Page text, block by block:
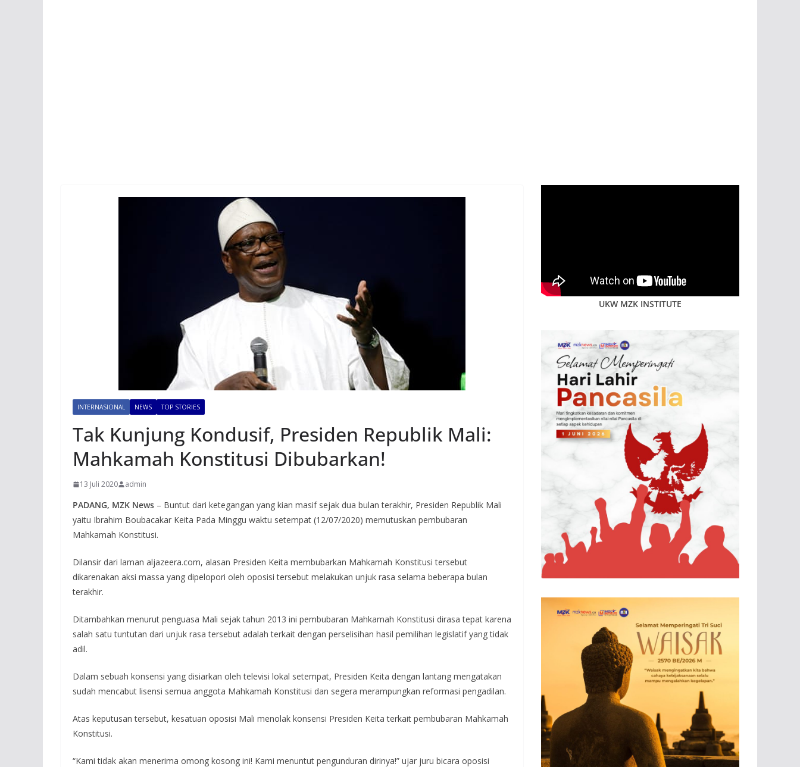
INTERNASIONAL NEWS TOP STORIES
Tak Kunjung Kondusif, Presiden Republik Mali:
Mahkamah Konstitusi Dibubarkan!
13 Juli 2020 admin
PADANG, MZK News – Buntut dari ketegangan yang kian masif sejak dua bulan terakhir, Presiden Republik Mali
yaitu Ibrahim Boubacakar Keita Pada Minggu waktu setempat (12/07/2020) memutuskan pembubaran
Mahkamah Konstitusi.
Dilansir dari laman aljazeera.com, alasan Presiden Keita membubarkan Mahkamah Konstitusi tersebut
dikarenakan aksi massa yang dipelopori oleh oposisi tersebut melakukan unjuk rasa selama beberapa bulan
terakhir.
Ditambahkan menurut penguasa Mali sejak tahun 2013 ini pembubaran Mahkamah Konstitusi dirasa tepat karena
salah satu tuntutan dari unjuk rasa tersebut adalah terkait dengan perselisihan hasil pemilihan legislatif yang tidak
adil.
Dalam sebuah konsensi yang disiarkan oleh televisi lokal setempat, Presiden Keita dengan lantang mengatakan
sudah mencabut lisensi semua anggota Mahkamah Konstitusi dan segera merampungkan reformasi pengadilan.
Atas keputusan tersebut, kesatuan oposisi Mali menolak konsensi Presiden Keita terkait pembubaran Mahkamah
Konstitusi.
“Kami tidak akan menerima omong kosong ini! Kami menuntut pengunduran dirinya!” ujar juru bicara oposisi
UKW MZK INSTITUTE